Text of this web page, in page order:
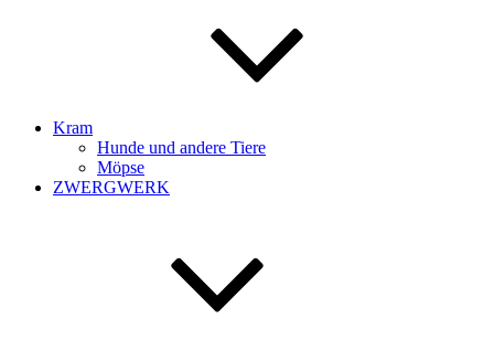
Kram
Hunde und andere Tiere
Möpse
ZWERGWERK